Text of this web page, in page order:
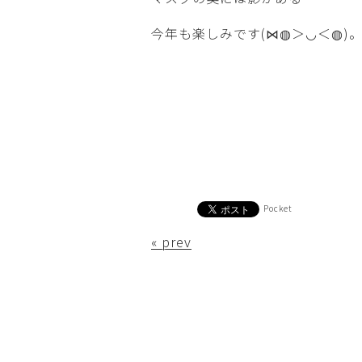
今年も楽しみです(⋈◍＞◡＜◍)
Pocket
« prev